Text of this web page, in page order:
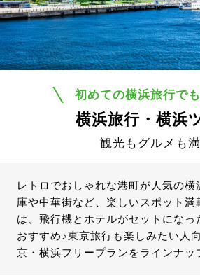
初めての横浜旅行でも
横浜旅行・横浜
観光もグルメも
レトロでおしゃれな港町が人気の横
庫や中華街など、楽しいスポット満
は、飛行機とホテルがセットになっ
おすすめ♪東京旅行も楽しみたい人
京・横浜フリープランをラインナッ